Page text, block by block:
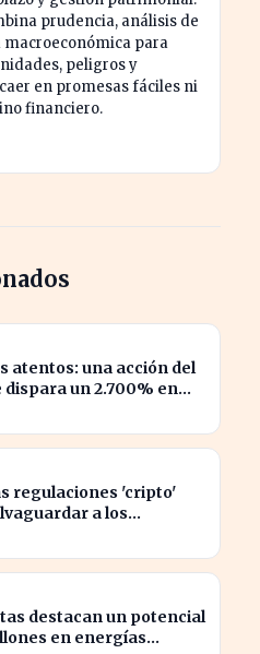
prudencia, análisis de
macroeconómica para
peligros y
en promesas fáciles ni
financiero.
atentos: una acción del
dispara un 2.700% en
regulaciones 'cripto'
a los
destacan un potencial
en energías